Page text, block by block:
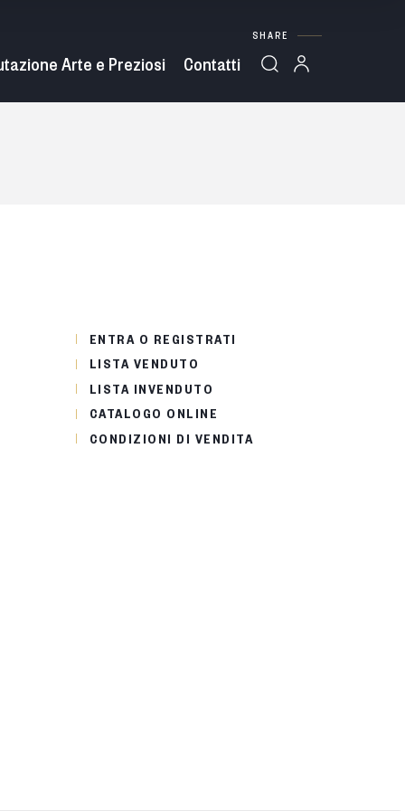
SHARE
Arte e Preziosi Contatti
ENTRA O REGISTRATI
LISTA VENDUTO
LISTA INVENDUTO
CATALOGO ONLINE
CONDIZIONI DI VENDITA